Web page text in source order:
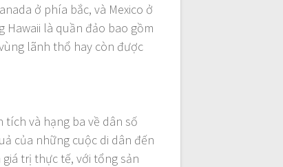
ở phía bắc, và Mexico ở
Hawaii là quần đảo bao gồm
lãnh thổ hay còn được
tích và hạng ba về dân số
của những cuộc di dân đến
trị thực tế, với tổng sản